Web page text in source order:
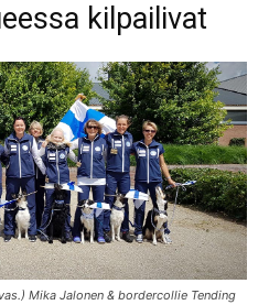
kilpailivat
Mika Jalonen & bordercollie Tending